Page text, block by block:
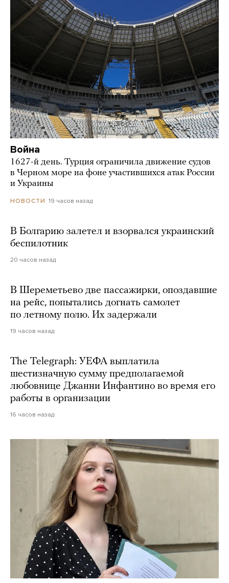
Война
1627-й день. Турция ограничила движение судов
в Черном море на фоне участившихся атак России
и Украины
НОВОСТИ 19 часов назад
В Болгарию залетел и взорвался украинский
беспилотник
20 часов назад
В Шереметьево две пассажирки, опоздавшие
на рейс, попытались догнать самолет
по летному полю. Их задержали
19 часов назад
The Telegraph: УЕФА выплатила
шестизначную сумму предполагаемой
любовнице Джанни Инфантино во время его
работы в организации
16 часов назад